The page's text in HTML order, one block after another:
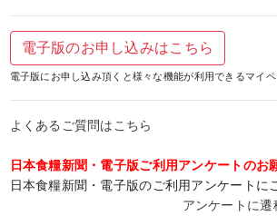
電子版のお申し込みはこちら
電子版にお申し込み頂くと様々な機能が利用できるマイペ
よくあるご質問はこちら
日本食糧新聞・電子版ご利用アンケートのお
日本食糧新聞・電子版のご利用アンケートに
アンケートに遷